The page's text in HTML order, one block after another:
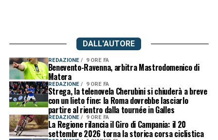
DALL'AUTORE
REDAZIONE 9 ORE FA
Benevento-Ravenna, arbitra Mastrodomenico di
Matera
REDAZIONE 9 ORE FA
Strega, la telenovela Cherubini si chiuderà a breve
con un lieto fine: la Roma dovrebbe lasciarlo
partire al rientro dalla tournée in Galles
REDAZIONE 9 ORE FA
La Regione rilancia il Giro di Campania: il 20
settembre 2026 torna la storica corsa ciclistica